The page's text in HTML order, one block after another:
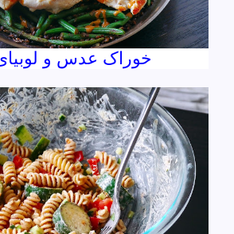
خوراک عدس و